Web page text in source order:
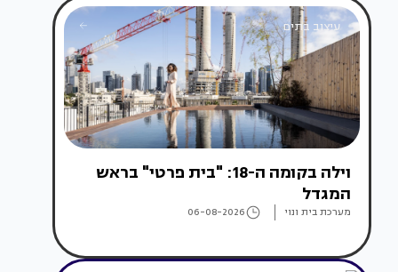
עיצוב בתים
וילה בקומה ה-18: "בית פרטי" בראש
המגדל
מערכת בית ונוי 06-08-2026